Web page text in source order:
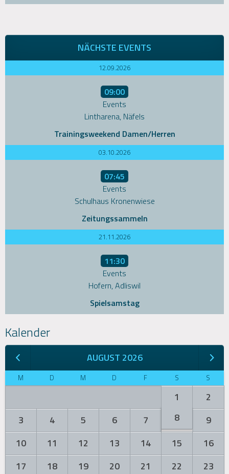
NÄCHSTE EVENTS
12.09.2026
09:00
Events
Lintharena, Näfels
Trainingsweekend Damen/Herren
03.10.2026
07:45
Events
Schulhaus Kronenwiese
Zeitungssammeln
21.11.2026
11:30
Events
Hofern, Adliswil
Spielsamstag
Kalender
AUGUST 2026
M D M D F S S
1
2
3
4 5 6 7 8
9
10
11 12 13 14 15
16
17
18 19 20 21 22
23